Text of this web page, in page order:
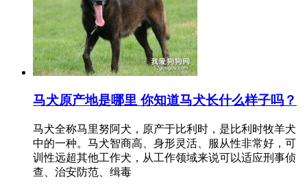
马犬原产地是哪里 你知道马犬长什么样子吗？
马犬全称马里努阿犬，原产于比利时，是比利时牧羊犬
中的一种。马犬智商高、身形灵活、服从性非常好，可
训性远超其他工作犬，从工作领域来说可以适应刑事侦
查、治安防范、缉毒